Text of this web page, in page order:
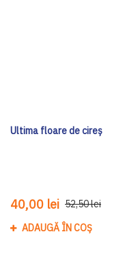
Ultima floare de cireș
40,00 lei 52,50 lei
ADAUGĂ ÎN COȘ